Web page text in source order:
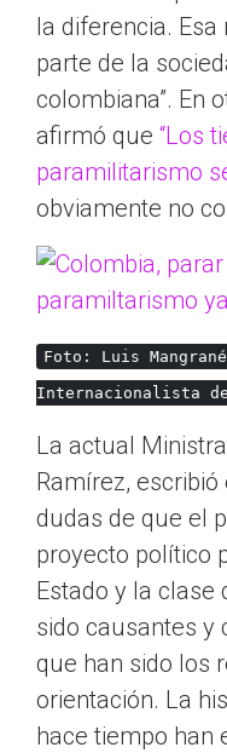
la diferencia.
parte de la
colombiana”. En
afirmó que “Los
paramilitarismo
obviamente no
Foto: Luis
Internacionalista de
La actual
Ramírez, escribió
dudas de que el
proyecto político
Estado y la clase
sido causantes y
que han sido los
orientación. La
hace tiempo han